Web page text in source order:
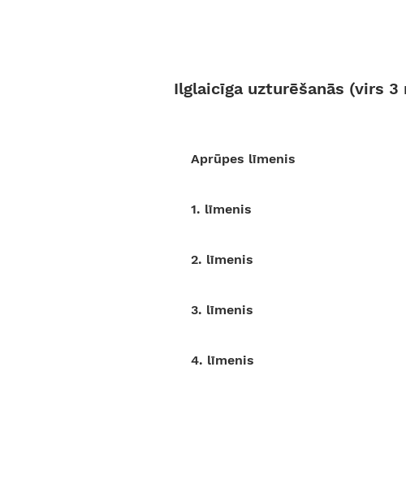
Ilglaicīga uzturēšanās (virs
Aprūpes līmenis
1. līmenis
2. līmenis
3. līmenis
4. līmenis